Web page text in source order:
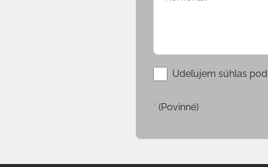
Udeľujem súhlas
* (Povinné)